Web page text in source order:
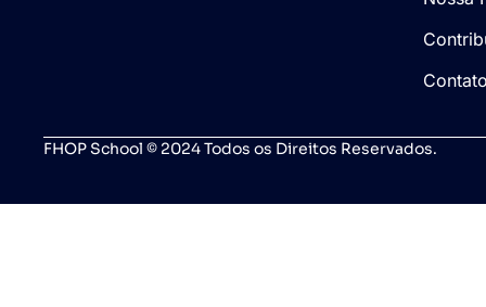
Contato
FHOP School © 2024 Todos os Direitos Reservados.